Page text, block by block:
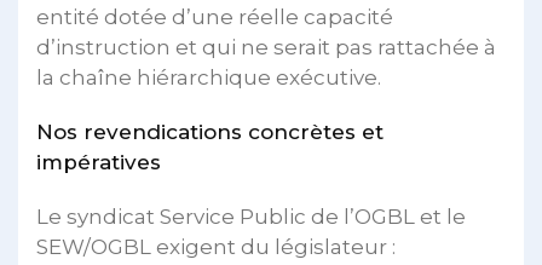
entité dotée d’une réelle capacité
d’instruction et qui ne serait pas rattachée à
la chaîne hiérarchique exécutive.
Nos revendications concrètes et
impératives
Le syndicat Service Public de l’OGBL et le
SEW/OGBL exigent du législateur :